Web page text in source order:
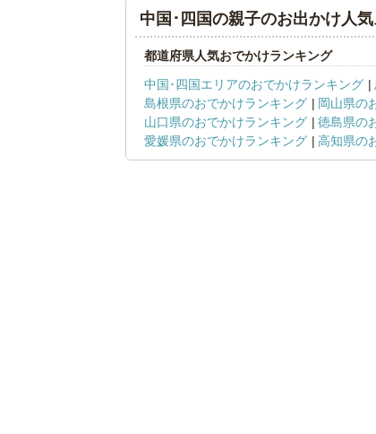
中国･四国の親子のお出かけ人
都道府県人気おでかけランキング
中国･四国エリアのおでかけランキング
島根県のおでかけランキング
岡山県の
山口県のおでかけランキング
徳島県の
愛媛県のおでかけランキング
高知県の